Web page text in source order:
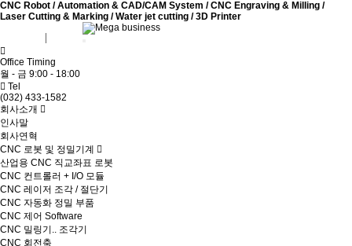
CNC Robot / Automation & CAD/CAM System / CNC Engraving & Milling /
Laser Cutting & Marking / Water jet cutting / 3D Printer
Office Timing
월 - 금 9:00 - 18:00
Tel
(032) 433-1582
회사소개
인사말
회사연혁
CNC 로봇 및 정밀기계
산업용 CNC 직교좌표 로봇
CNC 컨트롤러 + I/O 모듈
CNC 레이저 조각 / 절단기
CNC 자동화 정밀 부품
CNC 제어 Software
CNC 밀링기.. 조각기
CNC 회전축